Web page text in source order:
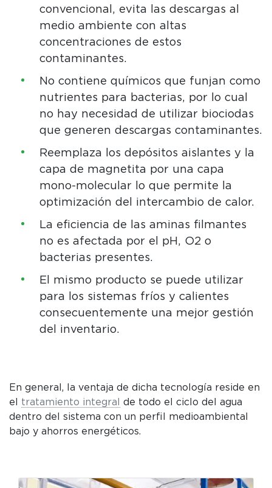
convencional, evita las descargas al
medio ambiente con altas
concentraciones de estos
contaminantes.
No contiene químicos que funjan como
nutrientes para bacterias, por lo cual
no hay necesidad de utilizar biociodas
que generen descargas contaminantes.
Reemplaza los depósitos aislantes y la
capa de magnetita por una capa
mono-molecular lo que permite la
optimización del intercambio de calor.
La eficiencia de las aminas filmantes
no es afectada por el pH, O2 o
bacterias presentes.
El mismo producto se puede utilizar
para los sistemas fríos y calientes
consecuentemente una mejor gestión
del inventario.
En general, la ventaja de dicha tecnología reside en
el tratamiento integral
de todo el ciclo del agua
dentro del sistema con un perfil medioambiental
bajo y ahorros energéticos.